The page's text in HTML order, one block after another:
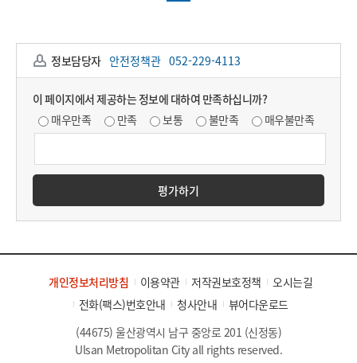
정보담당자 안전정책관 052-229-4113
이 페이지에서 제공하는 정보에 대하여 만족하십니까?
매우만족
만족 보통 불만족 매우불만족
평가하기
개인정보처리방침 이용약관 저작권보호정책
오시는길
전화(팩스)번호안내
청사안내
뷰어다운로드
(44675) 울산광역시 남구 중앙로 201 (신정동)
Ulsan Metropolitan City all rights reserved.